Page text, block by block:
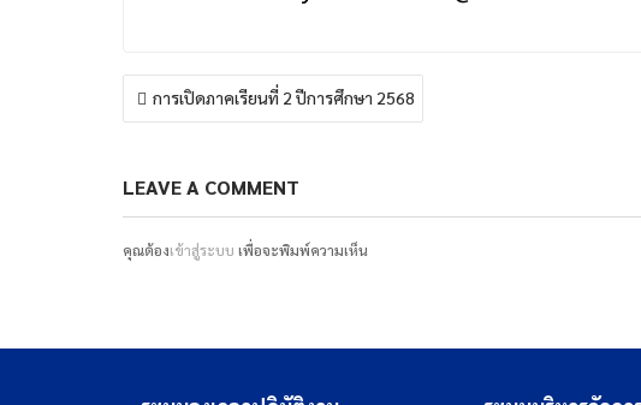
แนะแนว
เรื่องการเปิดภาคเรียนที่ 2 ปีการศึกษา 2568
LEAVE A COMMENT
คุณต้องเข้าสู่ระบบ เพื่อจะพิมพ์ความเห็น